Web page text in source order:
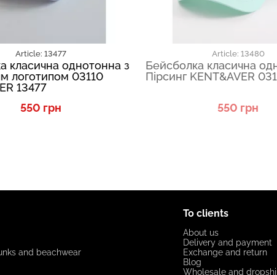
Article: 13477
класична однотонна з
логотипом 03110
13477
550 грн
Article: 13480
Бейсболка класична
Пірсинг KENT&AVER
550 грн
and beachwear
To clients
About us
Delivery and payment
Exchange and return
Blog
Wholesale and